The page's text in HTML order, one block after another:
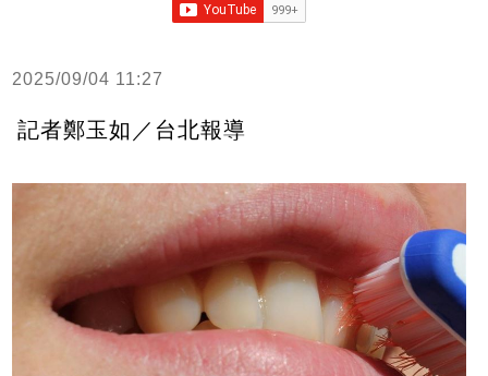
2025/09/04 11:27
記者鄭玉如／台北報導